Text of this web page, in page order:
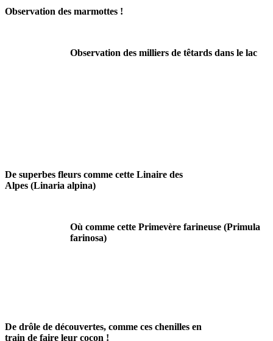
Observation des marmottes !
Observation des milliers de têtards dans le lac
De superbes fleurs comme cette Linaire des
Alpes (Linaria alpina)
Où comme cette Primevère farineuse (Primula
farinosa)
De drôle de découvertes, comme ces chenilles en
train de faire leur cocon !